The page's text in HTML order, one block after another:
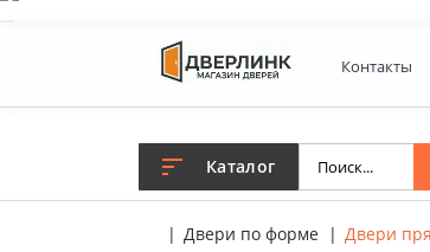
Контакты
Каталог
Двери по форме Двери